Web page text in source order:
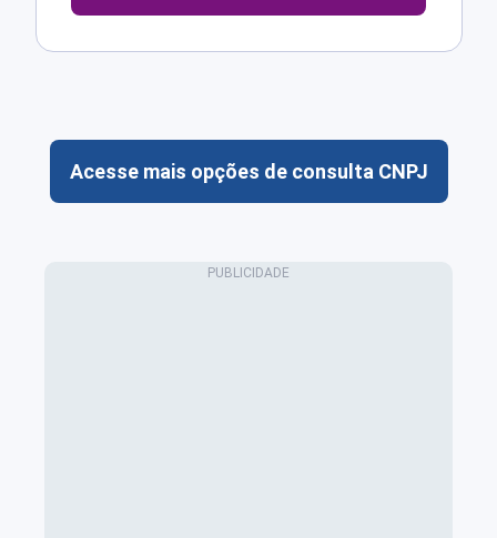
Acesse mais opções de consulta CNPJ